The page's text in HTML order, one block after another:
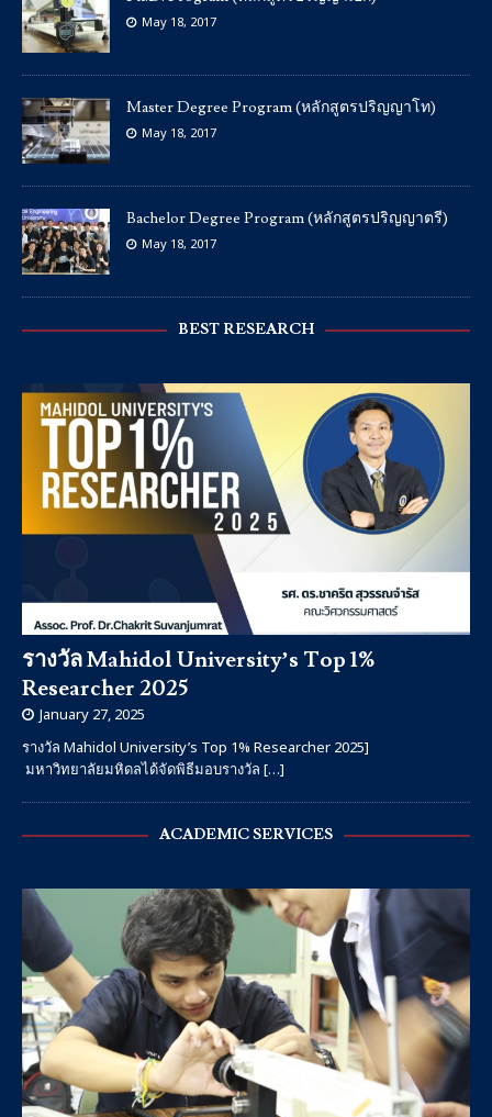
May 18, 2017
Master Degree Program (หลักสูตรปริญญาโท)
May 18, 2017
Bachelor Degree Program (หลักสูตรปริญญาตรี)
May 18, 2017
BEST RESEARCH
รางวัล Mahidol University’s Top 1%
Researcher 2025
January 27, 2025
รางวัล Mahidol University’s Top 1% Researcher 2025]
มหาวิทยาลัยมหิดลได้จัดพิธีมอบรางวัล […]
ACADEMIC SERVICES